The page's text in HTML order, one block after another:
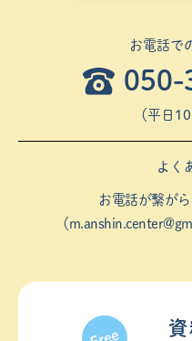
お電話で
050-
（平⽇
よく
お電話が繋が
（
資